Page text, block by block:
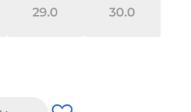
29.0 30.0